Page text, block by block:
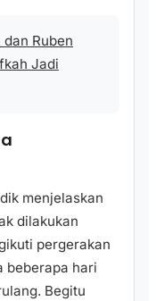
Ruben
Jadi
menjelaskan
dilakukan
pergerakan
beberapa hari
Begitu